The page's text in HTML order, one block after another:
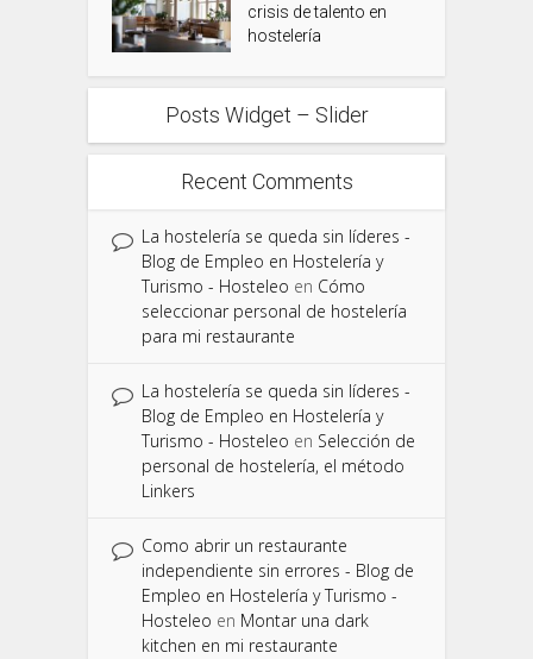
crisis de talento en
hostelería
Posts Widget – Slider
Recent Comments
La hostelería se queda sin líderes -
Blog de Empleo en Hostelería y
Turismo - Hosteleo en Cómo
seleccionar personal de hostelería
para mi restaurante
La hostelería se queda sin líderes -
Blog de Empleo en Hostelería y
Turismo - Hosteleo en Selección de
personal de hostelería, el método
Linkers
Como abrir un restaurante
independiente sin errores - Blog de
Empleo en Hostelería y Turismo -
Hosteleo en Montar una dark
kitchen en mi restaurante